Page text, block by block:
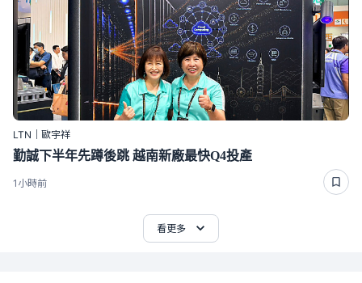
LTN｜歐宇祥
勤誠下半年先蹲後跳 越南新廠最快Q4投產
1小時前
看更多